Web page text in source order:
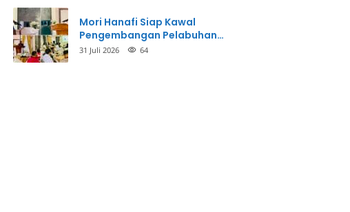
Mori Hanafi Siap Kawal
Pengembangan Pelabuhan
Bima, KSOP Usulkan Tambahan
31 Juli 2026 64